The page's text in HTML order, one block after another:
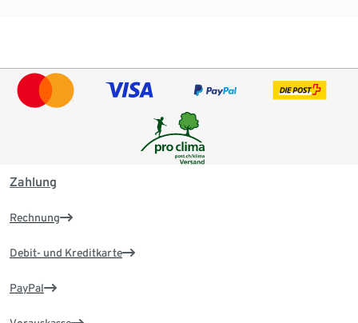
Zahlung
Rechnung
Debit- und Kreditkarte
PayPal